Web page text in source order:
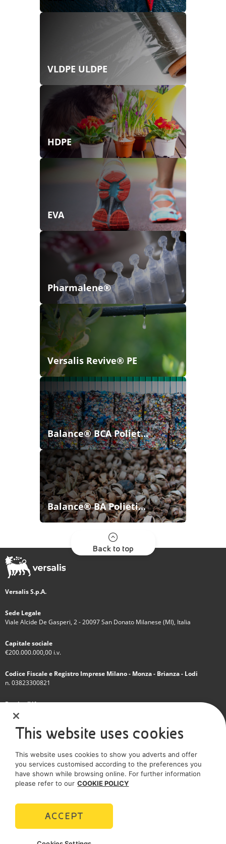
VLDPE ULDPE
HDPE
EVA
Pharmalene®
Versalis Revive® PE
Balance® BCA Poliet...
Balance® BA Polieti...
Back to top
Versalis S.p.A.
Sede Legale
Viale Alcide De Gasperi, 2 - 20097 San Donato Milanese (MI), Italia
Capitale sociale
€200.000.000,00 i.v.
Codice Fiscale e Registro Imprese Milano - Monza - Brianza - Lodi
n. 03823300821
Partita IVA
IT 01768800748 - R.E.A. Milano n.1351279
Società soggetta all'attività di direzione e coordinamento dell'Eni S.p.A.
Società con unico socio
SOCIAL MEDIA
POLICIES
This website uses cookies
This website uses cookies to show you adverts and offer
you services customised according to the preferences you
have shown while browsing online. For further information
please refer to our COOKIE POLICY
ACCEPT